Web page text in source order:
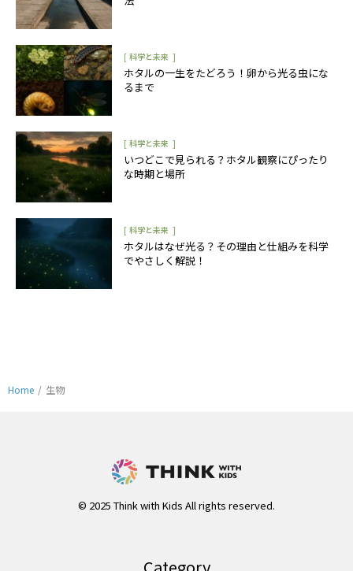
[ 科学と未来 ]
ホタルの一生をたどろう！卵から光る虫にな
るまで
[ 科学と未来 ]
いつどこで見られる？ホタル観察にぴったり
な時期と場所
[ 科学と未来 ]
ホタルはなぜ光る？その理由と仕組みを科学
でやさしく解説！
Home / 生物
© 2025 Think with Kids All rights reserved.